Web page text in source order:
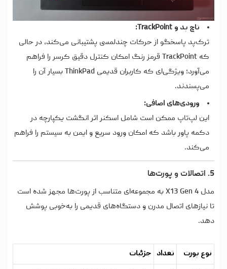
تاچ پد و TrackPoint:
ترک‌پد پاسخگو از حرکات چندلمسی پشتیبانی می‌کند، در حالی
که TrackPoint قرمز رنگ امکان کنترل دقیق کرسر را فراهم
می‌آورد؛ ویژگی‌ای که کاربران قدیمی ThinkPad بسیار آن را
می‌پسندند.
ورودی‌های اضافی:
این لپ‌تاپ ممکن است شامل اسکنر اثر انگشت یکپارچه در
دکمه پاور باشد که امکان ورود سریع و ایمن به سیستم را فراهم
می‌کند.
5. اتصالات و پورت‌ها
مدل X13 Gen 4 به مجموعه‌ای متناسب از پورت‌ها مجهز شده است
تا نیازهای اتصال مدرن و دستگاه‌های قدیمی را به‌خوبی پوشش
دهد.
نوع پورت تعداد جزئیات